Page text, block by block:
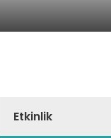
Etkinlik